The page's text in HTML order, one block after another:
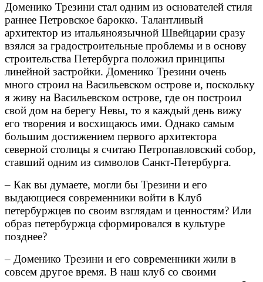
Доменико Трезини стал одним из основателей стиля
раннее Петровское барокко. Талантливый
архитектор из итальяноязычной Швейцарии сразу
взялся за градостроительные проблемы и в основу
строительства Петербурга положил принципы
линейной застройки. Доменико Трезини очень
много строил на Васильевском острове и, поскольку
я живу на Васильевском острове, где он построил
свой дом на берегу Невы, то я каждый день вижу
его творения и восхищаюсь ими. Однако самым
большим достижением первого архитектора
северной столицы я считаю Петропавловский собор,
ставший одним из символов Санкт-Петербурга.
– Как вы думаете, могли бы Трезини и его
выдающиеся современники войти в Клуб
петербуржцев по своим взглядам и ценностям? Или
образ петербуржца сформировался в культуре
позднее?
– Доменико Трезини и его современники жили в
совсем другое время. В наш клуб со своими